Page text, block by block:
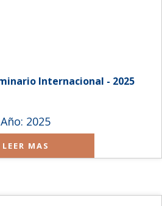
Internacional - 2025
Año: 2025
LEER MAS